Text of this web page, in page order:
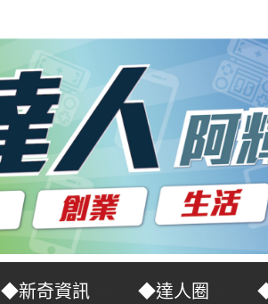
◆新奇資訊 ◆達人圈